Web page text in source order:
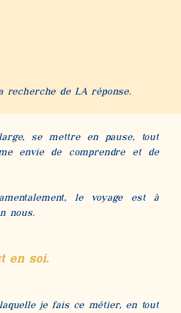
recherche de LA réponse.
se mettre en pause, tout
envie de comprendre et de
le voyage est à
nous.
en soi.
je fais ce métier, en tout